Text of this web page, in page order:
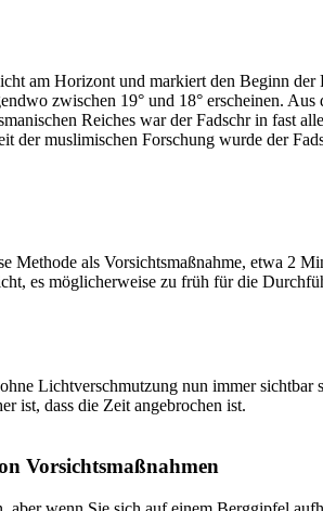
am Horizont und markiert den Beginn
zwischen 19° und 18° erscheinen.
Reiches war der Fadschr in fast
der muslimischen Forschung wurde der
Methode als Vorsichtsmaßnahme, etwa 2
es möglicherweise zu früh für die
Lichtverschmutzung nun immer
ist, dass die Zeit angebrochen ist.
Vorsichtsmaßnahmen